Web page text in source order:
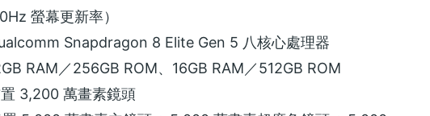
螢幕更新率）
Snapdragon 8 Elite Gen 5 八核心處理器
RAM／256GB ROM、16GB RAM／512GB ROM
3,200 萬畫素鏡頭